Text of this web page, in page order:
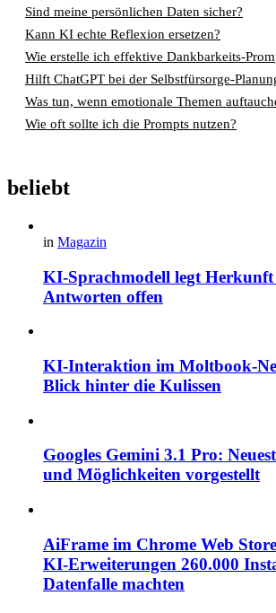
Sind meine persönlichen Daten sicher?
Kann KI echte Reflexion ersetzen?
Wie erstelle ich effektive Dankbarkeits-
Hilft ChatGPT bei der Selbstfürsorge-
Was tun, wenn emotionale Themen
Wie oft sollte ich die Prompts nutzen?
beliebt
in Magazin
KI-Sprachmodell legt Herkunft
Antworten offen
KI-Interaktion im Moltbook-
Blick hinter die Kulissen
Googles Gemini 3.1 Pro:
und Möglichkeiten vorgestellt
AiFrame im Chrome Web
KI-Erweiterungen 260.000
Datenfalle machten